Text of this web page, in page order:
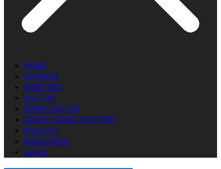
HOME
OPINION
SAMFUND
KULTUR
ANMELDELSER
DANSK HOMO-HISTORIE
PODCAST
MAGASINER
GUIDE